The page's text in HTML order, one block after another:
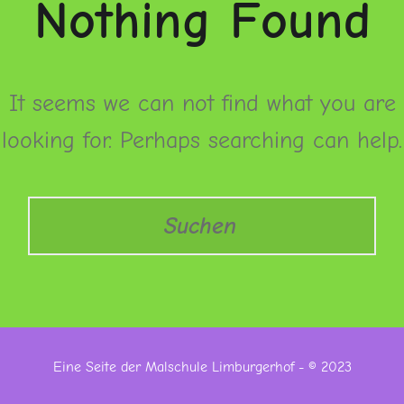
Nothing Found
It seems we can not find what you are
looking for. Perhaps searching can help.
Search
Eine Seite der Malschule Limburgerhof - © 2023